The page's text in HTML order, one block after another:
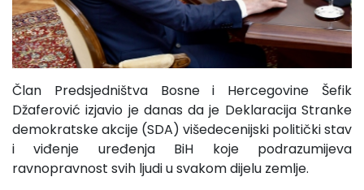
Član Predsjedništva Bosne i Hercegovine Šefik
Džaferović izjavio je danas da je Deklaracija Stranke
demokratske akcije (SDA) višedecenijski politički stav
i viđenje uređenja BiH koje podrazumijeva
ravnopravnost svih ljudi u svakom dijelu zemlje.